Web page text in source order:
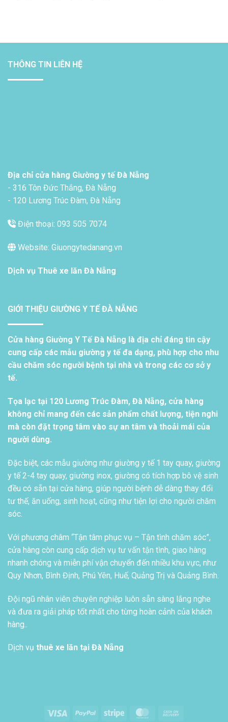
THÔNG TIN LIÊN HỆ
Địa chỉ cửa hàng Giường y tế Đà Nẵng
- 316 Tôn Đức Thắng, Đà Nẵng
- 120 Lương Trúc Đàm, Đà Nẵng
Điện thoại: 093 505 7074
Website: Giuongytedanang.vn
Dịch vụ Thuê xe lăn Đà Nẵng
GIỚI THIỆU GIƯỜNG Y TẾ ĐÀ NẴNG
Cửa hàng Giường Y Tế Đà Nẵng là địa chỉ đáng tin cậy
cung cấp các mẫu giường y tế đa dạng, phù hợp cho nhu
cầu chăm sóc người bệnh tại nhà và trong các cơ sở y
tế.
Tọa lạc tại 120 Lương Trúc Đàm, Đà Nẵng, cửa hàng
không chỉ mang đến các sản phẩm chất lượng, tiện nghi
mà còn đặt trọng tâm vào sự an tâm và thoải mái của
người dùng.
Đặc biệt, các mẫu giường như giường y tế 1 tay quay, giường
y tế 2-4 tay quay, giường inox, giường có tích hợp bô vệ sinh
đều có sẵn tại cửa hàng, giúp người bệnh dễ dàng thay đổi
tư thế, ăn uống, sinh hoạt, cũng như tiện lợi cho người chăm
sóc.
Với phương châm “Tận tâm phục vụ – Tận tình chăm sóc”,
cửa hàng còn cung cấp dịch vụ tư vấn tận tình, giao hàng
nhanh chóng và miễn phí vận chuyển đến nhiều khu vực, như
Quy Nhơn, Bình Định, Phú Yên, Huế, Quảng Trị và Quảng Bình.
Đội ngũ nhân viên chuyên nghiệp luôn sẵn sàng lắng nghe
và đưa ra giải pháp tốt nhất cho từng hoàn cảnh của khách
hàng..
Dịch vụ thuê xe lăn tại Đà Nẵng
Visa PayPal Stripe MasterCard